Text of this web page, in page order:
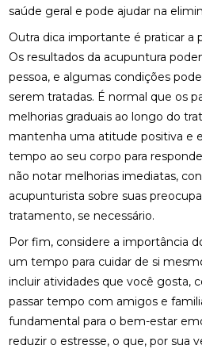
saúde geral e pode ajudar na
Outra dica importante é praticar a
Os resultados da acupuntura
pessoa, e algumas condições
serem tratadas. É normal que os
melhorias graduais ao longo do
mantenha uma atitude positiva e
tempo ao seu corpo para
não notar melhorias imediatas,
acupunturista sobre suas
tratamento, se necessário.
Por fim, considere a importância
um tempo para cuidar de si
incluir atividades que você gosta,
passar tempo com amigos e
fundamental para o bem-estar
reduzir o estresse, o que, por sua
FISIOTERAPIA PARA REABILITAÇÃO DO LABIRINTO
FISIOTERAPIA PARA REABILITAÇÃO DO LABIRINTO:
DESCUBRA COMO
FISIOTERAPIA RESPIRATÓRIA DOMICILIAR É A
SOLUÇÃO IDEAL PARA
PULMONAR EM CASA
FISIOTERAPIA RESPIRATÓRIA DOMICILIAR É
SOLUÇÃO IDEAL PARA
PULMONAR EM CASA
FISIOTERAPIA
FISIOTERAPIA RESPIRATÓRIA DOMICILIAR EFICAZ:
SAIBA TUDO SOBRE O TEMA
FISIOTERAPIA RESPIRATÓRIA DOMICILIAR PARA
MELHORAR A QUALIDADE DE